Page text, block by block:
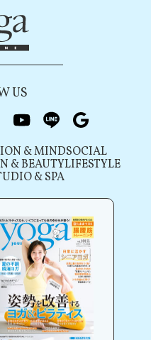
US
）
note youtubeline
& MINDSOCIAL
& BEAUTYLIFESTYLE
& SPA